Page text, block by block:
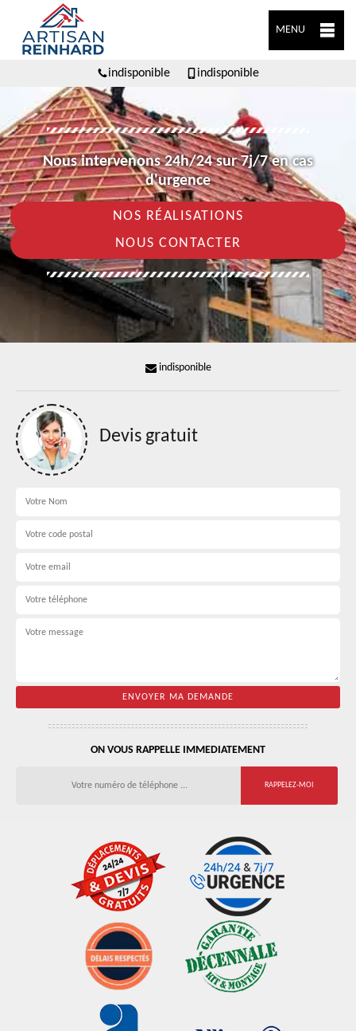
MENU
indisponible indisponible
Nous intervenons 24h/24 sur 7j/7 en cas
d'urgence
NOS RÉALISATIONS
NOUS CONTACTER
indisponible
Devis gratuit
ON VOUS RAPPELLE IMMEDIATEMENT